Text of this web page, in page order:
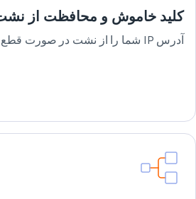
کلید خاموش و محافظت از نشت
آدرس IP شما را از نشت در صورت قطع ارتباط جلوگیری می‌کند.